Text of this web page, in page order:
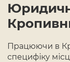
Працюючи в
специфіку